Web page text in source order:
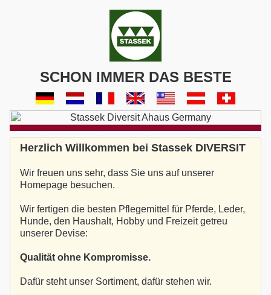
SCHON IMMER DAS BESTE
Herzlich Willkommen bei Stassek DIVERSIT
Wir freuen uns sehr, dass Sie uns auf unserer
Homepage besuchen.
Wir fertigen die besten Pflegemittel für Pferde, Leder,
Hunde, den Haushalt, Hobby und Freizeit getreu
unserer Devise:
Qualität ohne Kompromisse.
Dafür steht unser Sortiment, dafür stehen wir.